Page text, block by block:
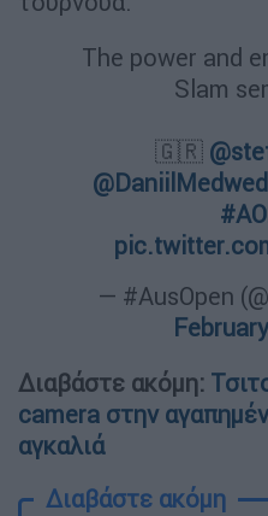
The power and
Slam
🇬🇷
@DaniilMedwed
— #AusOpen
Διαβάστε ακόμη:
camera στην
αγκαλιά
Διαβάστε ακόμη